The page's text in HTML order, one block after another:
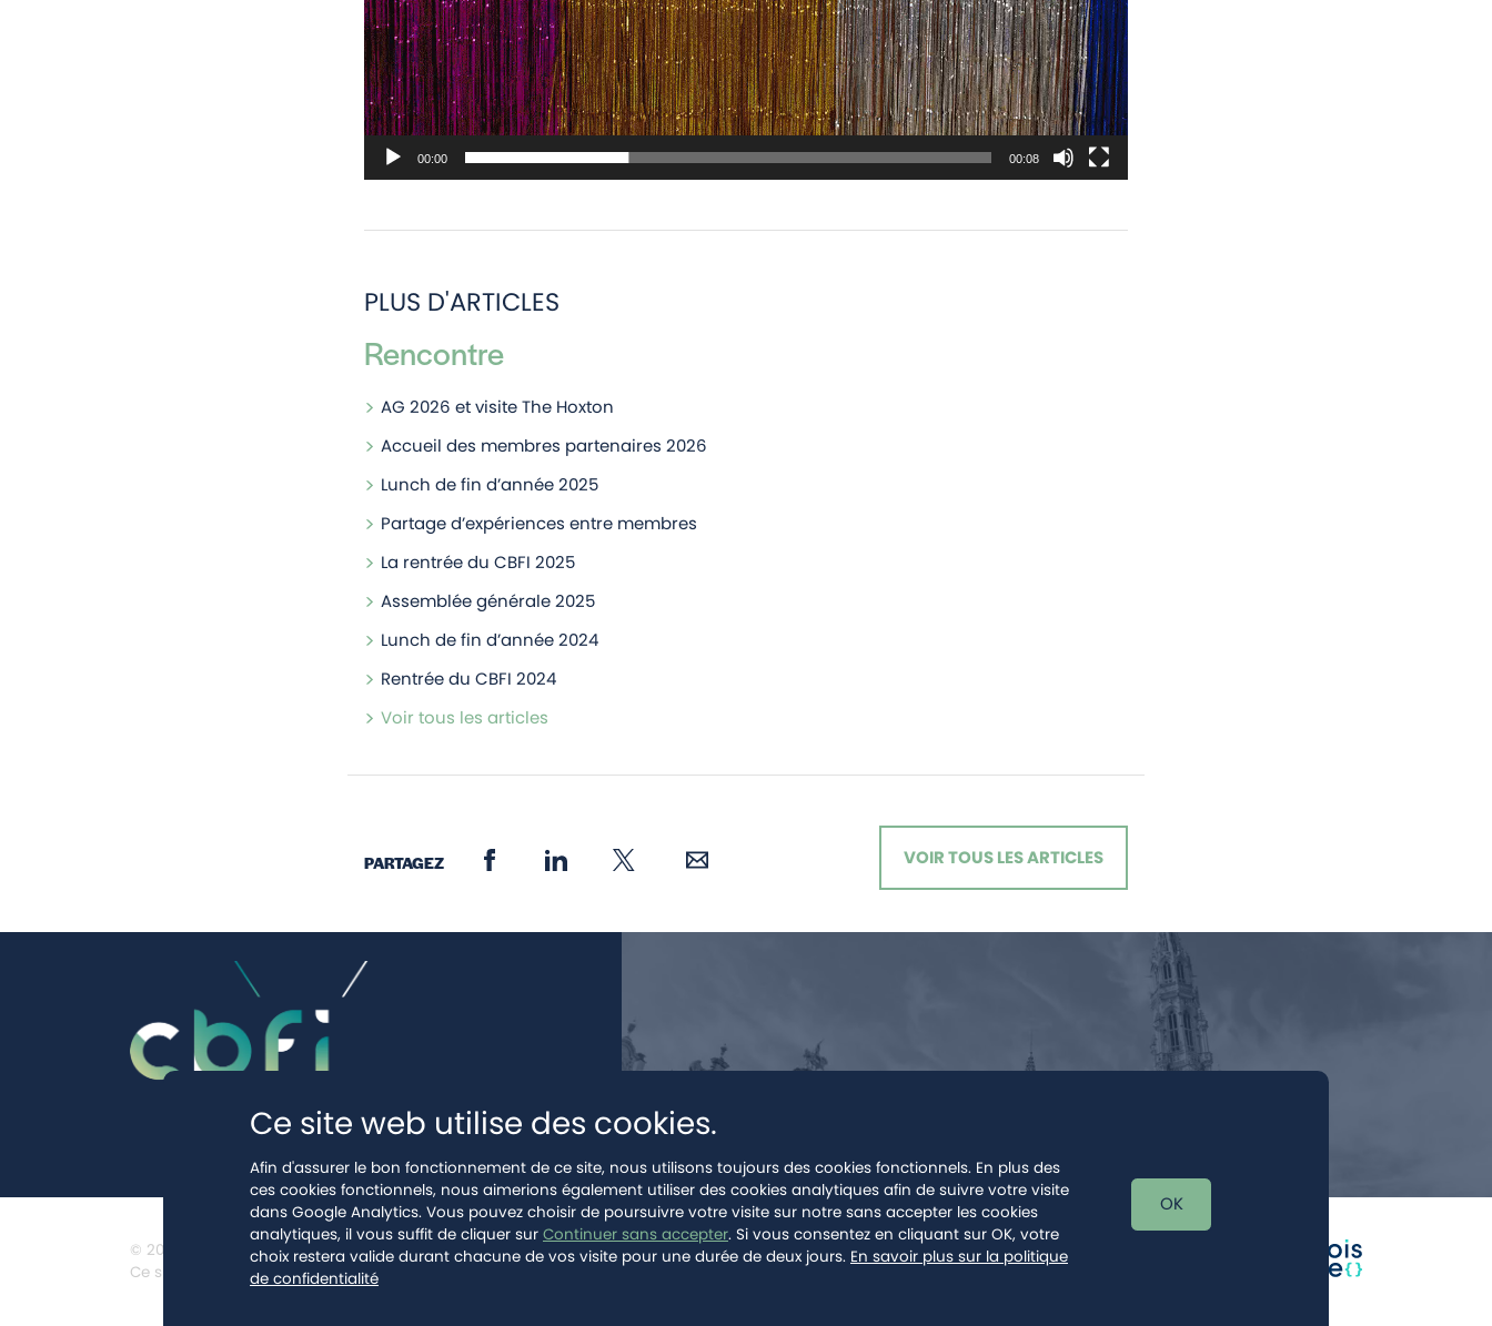
00:00 00:08
PLUS D'ARTICLES
Rencontre
AG 2026 et visite The Hoxton
Accueil des membres partenaires 2026
Lunch de fin d’année 2025
Partage d’expériences entre membres
La rentrée du CBFI 2025
Assemblée générale 2025
Lunch de fin d’année 2024
Rentrée du CBFI 2024
Voir tous les articles
PARTAGEZ VOIR TOUS LES ARTICLES
© 2024. Mentions légales-Vie privée (RGPD)
Ce site est protégé par reCAPTCHA et la
et les de Google s'appliquent.
Ce site web utilise des cookies.
Afin d'assurer le bon fonctionnement de ce site, nous utilisons toujours des cookies fonctionnels. En plus des
ces cookies fonctionnels, nous aimerions également utiliser des cookies analytiques afin de suivre votre visite
dans Google Analytics. Vous pouvez choisir de poursuivre votre visite sur notre sans accepter les cookies
analytiques, il vous suffit de cliquer sur Continuer sans accepter. Si vous consentez en cliquant sur OK, votre
choix restera valide durant chacune de vos visite pour une durée de deux jours. En savoir plus sur la politique
de confidentialité
OK